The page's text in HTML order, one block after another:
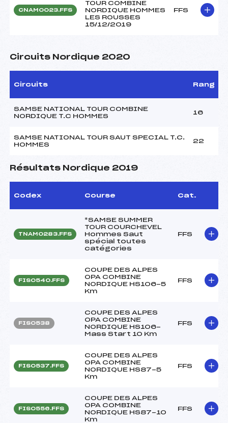
CNAM0023.FFS
TOUR COMBINE
NORDIQUE HOMMES
LES ROUSSES
15/12/2019
FFS
Circuits Nordique 2020
Circuits Rang
SAMSE NATIONAL TOUR COMBINE
NORDIQUE T.C HOMMES
16
SAMSE NATIONAL TOUR SAUT SPECIAL T.C.
HOMMES
22
Résultats Nordique 2019
Codex Course Cat.
TNAM0283.FFS
*SAMSE SUMMER
TOUR COURCHEVEL
Hommes Saut
spécial toutes
catégories
FFS
FIS0540.FFS
COUPE DES ALPES
OPA COMBINE
NORDIQUE HS106-5
Km
FFS
FIS0538
COUPE DES ALPES
OPA COMBINE
NORDIQUE HS106-
Mass Start 10 Km
FFS
FIS0537.FFS
COUPE DES ALPES
OPA COMBINE
NORDIQUE HS87-5
Km
FFS
FIS0556.FFS
COUPE DES ALPES
OPA COMBINE
NORDIQUE HS87-10
Km
FFS